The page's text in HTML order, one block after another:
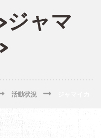
ジャマ
活動状況